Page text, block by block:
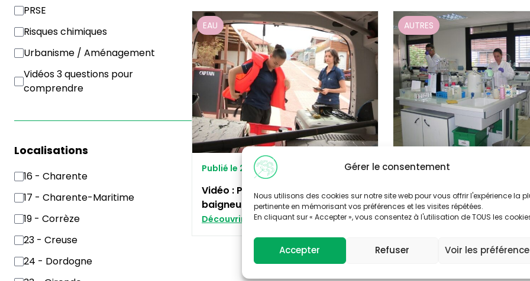
Gérer le consentement
Nous utilisons des cookies sur notre site web pour vous offrir l'expérience la
pertinente en mémorisant vos préférences et les visites répétées.
En cliquant sur « Accepter », vous consentez à l'utilisation de TOUS les
Accepter Refuser Voir les
PRSE
Risques chimiques
Urbanisme / Aménagement
Vidéos 3 questions pour
comprendre
Localisations
16 - Charente
17 - Charente-Maritime
19 - Corrèze
23 - Creuse
24 - Dordogne
EAU
Publié le 23/08/2019
Vidéo : Préserver la santé des
baigneurs
Découvrir
AUTRES
Publié le 03/10/2014
VIDEO : Le labo qui traque
pollution
Découvrir